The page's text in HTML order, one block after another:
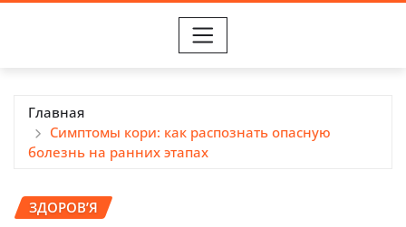
Главная
Симптомы кори: как распознать опасную
болезнь на ранних этапах
ЗДОРОВ’Я